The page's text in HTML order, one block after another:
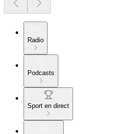
Radio
Podcasts
Sport en direct